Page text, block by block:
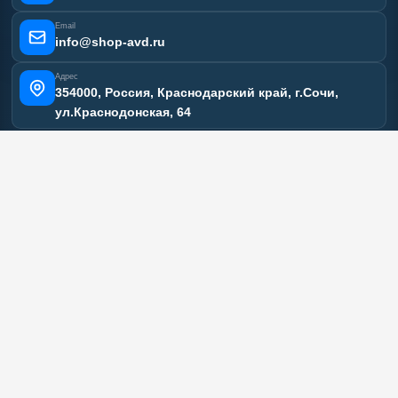
Email
info@shop-avd.ru
Адрес
354000, Россия, Краснодарский край, г.Сочи,
ул.Краснодонская, 64